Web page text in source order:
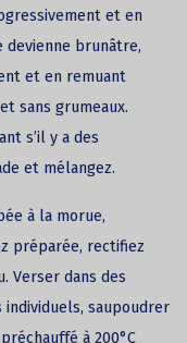
et en
devienne brunâtre,
et en remuant
sans grumeaux.
s’il y a des
et mélangez.
à la morue,
préparée, rectifiez
Verser dans des
saupoudrer
à 200°C